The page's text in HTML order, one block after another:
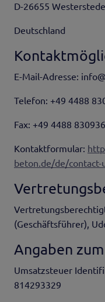
D-26655 Westerstede
Deutschland
E-Mail-Adresse:
Telefon: +49 4488
Fax: +49 4488 830936
Kontaktformular:
beton.de/de/contact-
(Geschäftsführer),
Angaben
Umsatzsteuer
814293329